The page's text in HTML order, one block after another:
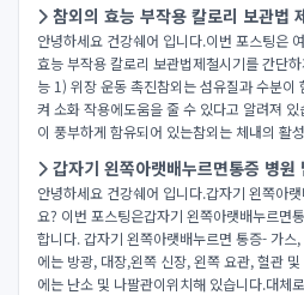
참외의 효능 부작용 칼로리 보관법
안녕하세요 건강쉐어 입니다.이번 포스팅은
효능 부작용 칼로리 보관법제철시기를 간단
능 1) 위장 운동 촉진참외는 섬유질과 수분이
켜 소화 작용에도움을 줄 수 있다고 알려져
이 풍부하게 함유되어 있는참외는 체내의 활
갑자기 왼쪽아랫배누르면통증 병
안녕하세요 건강쉐어 입니다.갑자기 왼쪽아
요? 이번 포스팅은갑자기 왼쪽아랫배누르면
합니다. 갑자기 왼쪽아랫배누르면 통증- 가
에는 방광, 대장,왼쪽 신장, 왼쪽 요관, 혈관
에는 난소 및 나팔관이위치해 있습니다.대체